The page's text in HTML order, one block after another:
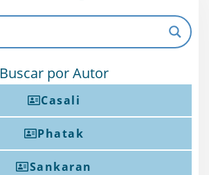
Buscar por Autor
Casali
Phatak
Sankaran